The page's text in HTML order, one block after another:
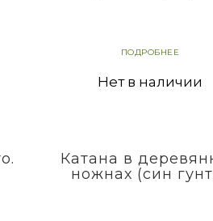
ПОДРОБНЕЕ
Нет в наличии
Катана в
ножнах (син